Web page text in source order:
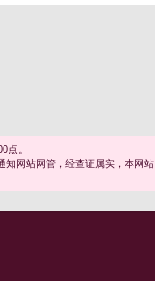
点。
知网站网管，经查证属实，本网站